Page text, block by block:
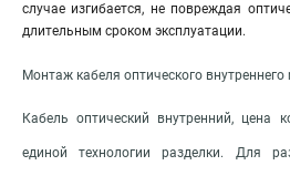
случае изгибается, не повреждая
длительным сроком эксплуатации.
Монтаж кабеля оптического внутреннего
Кабель оптический внутренний, цена
единой технологии разделки. Для